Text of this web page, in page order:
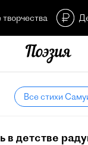
Все стихи
в детстве